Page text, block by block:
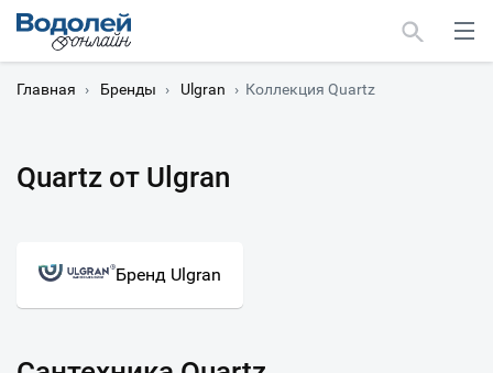
Главная › Бренды › Ulgran › Коллекция Quartz
Quartz от Ulgran
Бренд Ulgran